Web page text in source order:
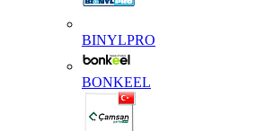
BINYLPRO
BONKEEL